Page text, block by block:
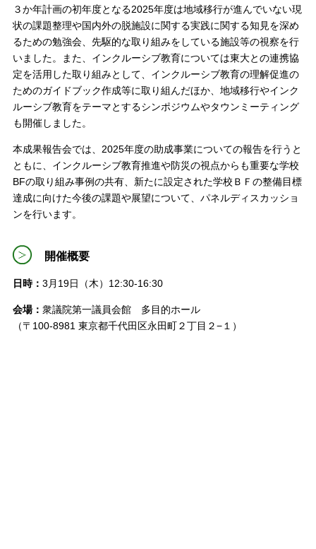
３か年計画の初年度となる2025年度は地域移行が進んでいない現
状の課題整理や国内外の脱施設に関する実践に関する知見を深め
るための勉強会、先駆的な取り組みをしている施設等の視察を行
いました。また、インクルーシブ教育については東大との連携協
定を活用した取り組みとして、インクルーシブ教育の理解促進の
ためのガイドブック作成等に取り組んだほか、地域移行やインク
ルーシブ教育をテーマとするシンポジウムやタウンミーティング
も開催しました。
本成果報告会では、2025年度の助成事業についての報告を行うと
ともに、インクルーシブ教育推進や防災の視点からも重要な学校
BFの取り組み事例の共有、新たに設定された学校ＢＦの整備目標
達成に向けた今後の課題や展望について、パネルディスカッショ
ンを行います。
開催概要
日時： 3月19日（木）12:30-16:30
会場： 衆議院第一議員会館 多目的ホール
（〒100-8981 東京都千代田区永田町２丁目２−１）